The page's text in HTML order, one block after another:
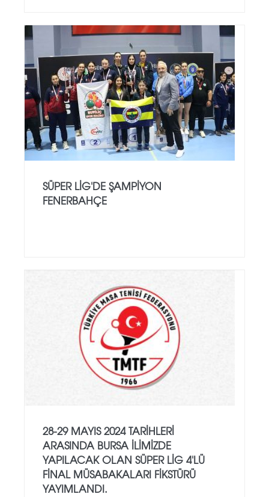
SÜPER LIG'DE ŞAMPIYON
FENERBAHÇE
28-29 MAYIS 2024 TARIHLERI
ARASINDA BURSA ILIMIZDE
YAPILACAK OLAN SÜPER LIG 4'LÜ
FINAL MÜSABAKALARI FIKSTÜRÜ
YAYIMLANDI.